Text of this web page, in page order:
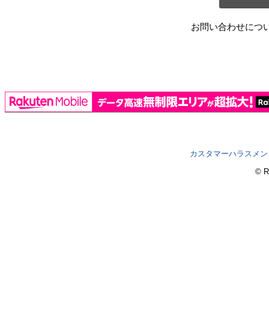
お問い合わせにつ
カスタマーハラスメ
©